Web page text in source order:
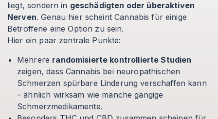
liegt, sondern in geschädigten oder überaktiven
Nerven. Genau hier scheint Cannabis für einige
Betroffene eine Option zu sein.
Hier ein paar zentrale Punkte:
Mehrere randomisierte kontrollierte Studien
zeigen, dass Cannabis bei neuropathischen
Schmerzen spürbare Linderung verschaffen kann
– ähnlich wirksam wie manche gängige
Schmerzmedikamente.